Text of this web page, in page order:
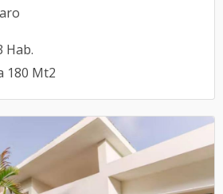
Hab.
180 Mt2